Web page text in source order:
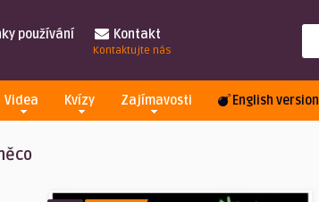
používání Kontakt
Kontaktujte nás
Videa Kvízy Zajímavosti English version